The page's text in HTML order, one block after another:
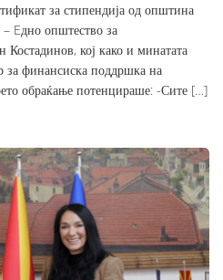
за стипендија од општина
Eдно општество за
Костадинов, кој како и минатата
за финансиска поддршка на
обраќање потенцираше: -Сите […]